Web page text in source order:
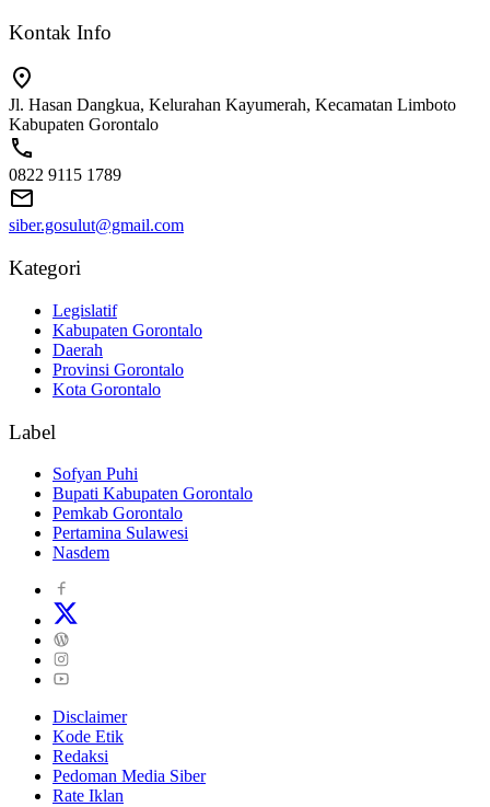
Kontak Info
Jl. Hasan Dangkua, Kelurahan Kayumerah, Kecamatan Limboto
Kabupaten Gorontalo
0822 9115 1789
siber.gosulut@gmail.com
Kategori
Legislatif
Kabupaten Gorontalo
Daerah
Provinsi Gorontalo
Kota Gorontalo
Label
Sofyan Puhi
Bupati Kabupaten Gorontalo
Pemkab Gorontalo
Pertamina Sulawesi
Nasdem
Disclaimer
Kode Etik
Redaksi
Pedoman Media Siber
Rate Iklan